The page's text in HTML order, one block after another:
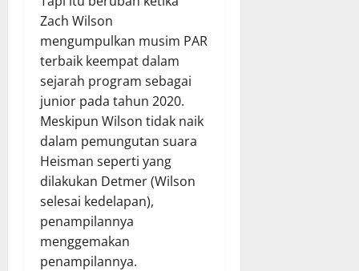
Zach Wilson
mengumpulkan musim PAR
terbaik keempat dalam
sejarah program sebagai
junior pada tahun 2020.
Meskipun Wilson tidak naik
dalam pemungutan suara
Heisman seperti yang
dilakukan Detmer (Wilson
selesai kedelapan),
penampilannya
menggemakan
penampilannya.